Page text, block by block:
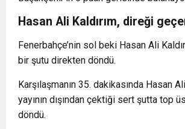
Hasan Ali Kaldırım, direği
Fenerbahçe’nin sol beki Hasan Ali
bir şutu direkten döndü.
Karşılaşmanın 35. dakikasında Hasan
yayının dışından çektiği sert şutta top
döndü.